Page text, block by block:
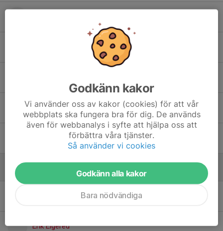
Stefan Bartolovic
William Rosberg
Forwards
Christoffer Eriksson
Erik Elgered
Godkänn kakor
Vi använder oss av kakor (cookies) för att vår
webbplats ska fungera bra för dig. De används
även för webbanalys i syfte att hjälpa oss att
förbättra våra tjänster.
Så använder vi cookies
Godkänn alla kakor
Bara nödvändiga